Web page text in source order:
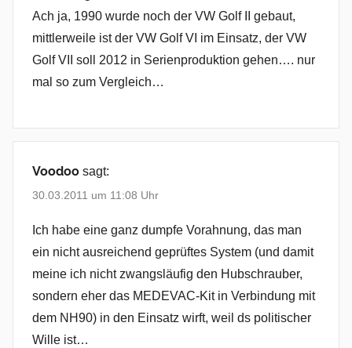
Ach ja, 1990 wurde noch der VW Golf II gebaut,
mittlerweile ist der VW Golf VI im Einsatz, der VW
Golf VII soll 2012 in Serienproduktion gehen…. nur
mal so zum Vergleich…
Voodoo sagt:
30.03.2011 um 11:08 Uhr
Ich habe eine ganz dumpfe Vorahnung, das man
ein nicht ausreichend geprüftes System (und damit
meine ich nicht zwangsläufig den Hubschrauber,
sondern eher das MEDEVAC-Kit in Verbindung mit
dem NH90) in den Einsatz wirft, weil ds politischer
Wille ist…